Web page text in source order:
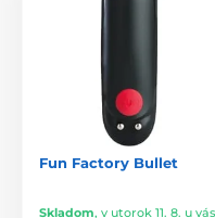
Fun Factory Bullet
Skladom, v utorok 11. 8. u vás